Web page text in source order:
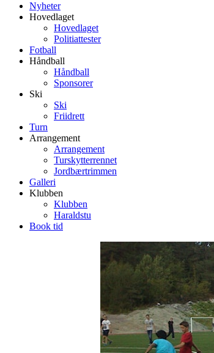
Nyheter
Hovedlaget
Hovedlaget
Politiattester
Fotball
Håndball
Håndball
Sponsorer
Ski
Ski
Friidrett
Turn
Arrangement
Arrangement
Turskytterrennet
Jordbærtrimmen
Galleri
Klubben
Klubben
Haraldstu
Book tid